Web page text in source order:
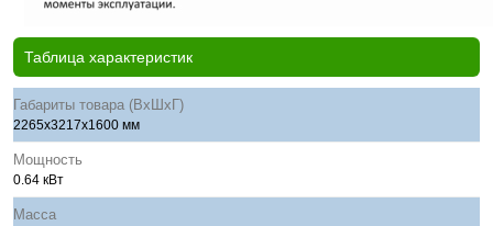
Таблица характеристик
Габариты товара (ВхШхГ)
2265х3217х1600 мм
Мощность
0.64 кВт
Масса